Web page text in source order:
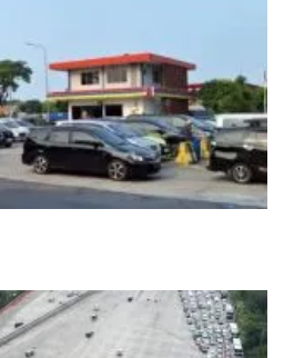
tutup rest area KM 52B Tol